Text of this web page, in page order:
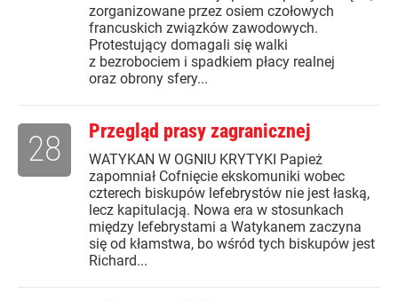
zorganizowane przez osiem czołowych
francuskich związków zawodowych.
Protestujący domagali się walki
z bezrobociem i spadkiem płacy realnej
oraz obrony sfery...
Przegląd prasy zagranicznej
WATYKAN W OGNIU KRYTYKI Papież
zapomniał Cofnięcie ekskomuniki wobec
czterech biskupów lefebrystów nie jest łaską,
lecz kapitulacją. Nowa era w stosunkach
między lefebrystami a Watykanem zaczyna
się od kłamstwa, bo wśród tych biskupów jest
Richard...
28